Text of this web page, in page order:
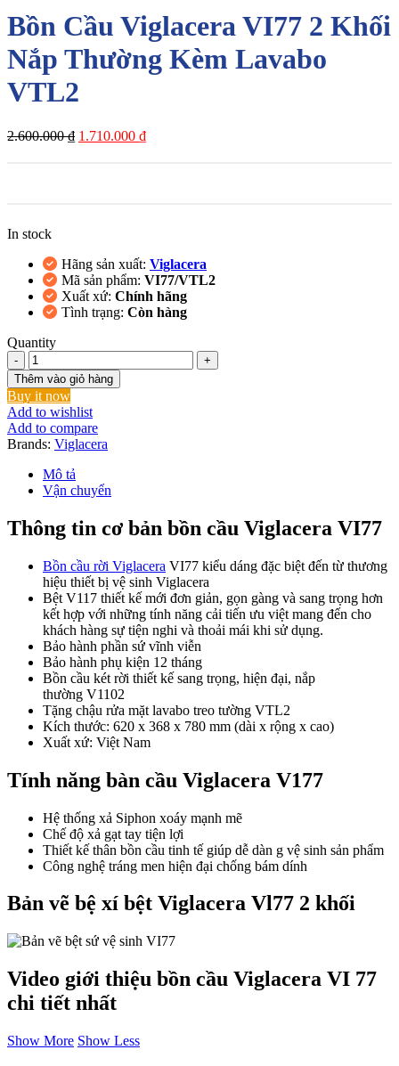
Bồn Cầu Viglacera VI77 2 Khối
Nắp Thường Kèm Lavabo
VTL2
2.600.000₫ Giá
1.710.000 ₫Giá
In stock
Hãng sản xuất: Viglacera
Mã sản phẩm: VI77/VTL2
Xuất xứ: Chính hãng
Tình trạng: Còn hàng
Quantity
Bồn
Cầu
Viglacera
VI77
2
Khối
Nắp
Thường
Kèm
Lavabo
VTL2
số
Thêm vào giỏ hàng
Buy it now
Add to wishlist
Add to compare
Brands: Viglacera
Mô tả
Vận chuyển
Thông tin cơ bản bồn cầu Viglacera VI77
Bồn cầu rời Viglacera VI77 kiểu dáng đặc biệt đến từ thương
hiệu thiết bị vệ sinh Viglacera
Bệt V117 thiết kế mới đơn giản, gọn gàng và sang trọng hơn
kết hợp với những tính năng cải tiến ưu việt mang đến cho
khách hàng sự tiện nghi và thoải mái khi sử dụng.
Bảo hành phần sứ vĩnh viễn
Bảo hành phụ kiện 12 tháng
Bồn cầu két rời thiết kế sang trọng, hiện đại, nắp
thường V1102
Tặng chậu rửa mặt lavabo treo tường VTL2
Kích thước: 620 x 368 x 780 mm (dài x rộng x cao)
Xuất xứ: Việt Nam
Tính năng bàn cầu Viglacera V177
Hệ thống xả Siphon xoáy mạnh mẽ
Chế độ xả gạt tay tiện lợi
Thiết kế thân bồn cầu tinh tế giúp dễ dàn g vệ sinh sản phẩm
Công nghệ tráng men hiện đại chống bám dính
Bản vẽ bệ xí bệt Viglacera Vl77 2 khối
Video giới thiệu bồn cầu Viglacera VI 77
chi tiết nhất
Show More Show Less